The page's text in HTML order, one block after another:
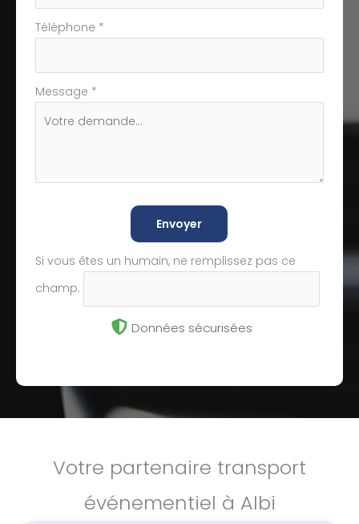
Téléphone *
Message *
Envoyer
Si vous êtes un humain, ne remplissez pas ce
champ.
Données sécurisées
Votre partenaire transport
événementiel à Albi